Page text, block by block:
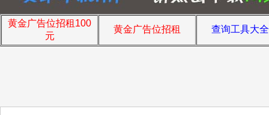
黄金广告位招租100
元
黄金广告位招租 查询工具大